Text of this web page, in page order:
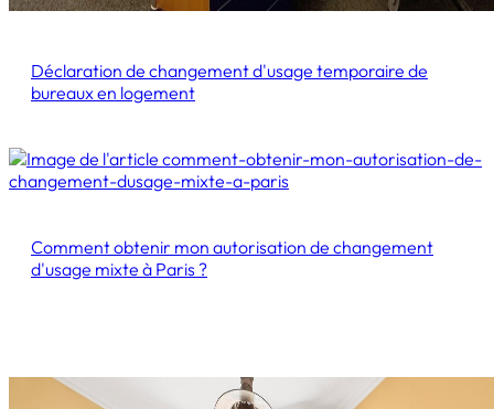
Déclaration de changement d'usage temporaire de
bureaux en logement
Comment obtenir mon autorisation de changement
d'usage mixte à Paris ?